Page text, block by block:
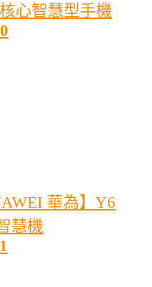
心智慧型手機
華為】Y6
慧機